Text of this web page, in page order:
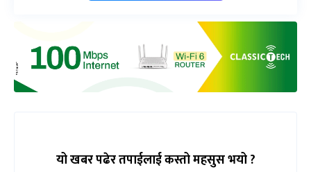
यो खबर पढेर तपाईलाई कस्तो महसुस भयो ?